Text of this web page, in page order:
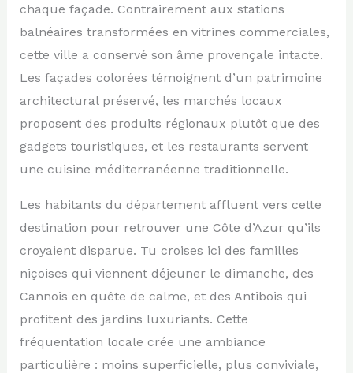
chaque façade. Contrairement aux stations
balnéaires transformées en vitrines commerciales,
cette ville a conservé son âme provençale intacte.
Les façades colorées témoignent d’un patrimoine
architectural préservé, les marchés locaux
proposent des produits régionaux plutôt que des
gadgets touristiques, et les restaurants servent
une cuisine méditerranéenne traditionnelle.
Les habitants du département affluent vers cette
destination pour retrouver une Côte d’Azur qu’ils
croyaient disparue. Tu croises ici des familles
niçoises qui viennent déjeuner le dimanche, des
Cannois en quête de calme, et des Antibois qui
profitent des jardins luxuriants. Cette
fréquentation locale crée une ambiance
particulière : moins superficielle, plus conviviale,